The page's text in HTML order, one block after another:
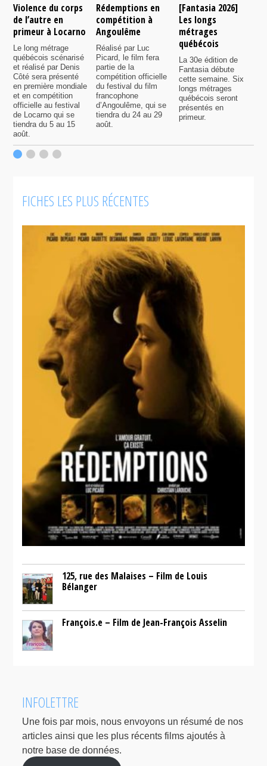
Violence du corps
de l’autre en
primeur à Locarno
Le long métrage
québécois scénarisé
et réalisé par Denis
Côté sera présenté
en première mondiale
et en compétition
officielle au festival
de Locarno qui se
tiendra du 5 au 15
août.
Rédemptions en
compétition à
Angoulême
Réalisé par Luc
Picard, le film fera
partie de la
compétition officielle
du festival du film
francophone
d’Angoulême, qui se
tiendra du 24 au 29
août.
[Fantasia 2026]
Les longs
métrages
québécois
La 30e édition de
Fantasia débute
cette semaine. Six
longs métrages
québécois seront
présentés en
primeur.
FICHES LES PLUS RÉCENTES
125, rue des Malaises – Film de Louis
Bélanger
François.e – Film de Jean-François Asselin
INFOLETTRE
Une fois par mois, nous envoyons un résumé de nos
articles ainsi que les plus récents films ajoutés à
notre base de données.